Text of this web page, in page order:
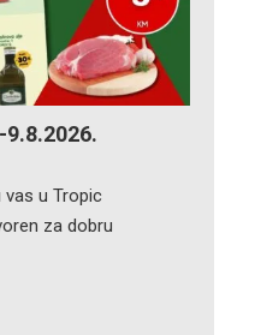
vas u Tropic
za dobru